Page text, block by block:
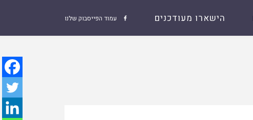
 עמוד הפייסבוק שלנו הישארו מעודכנים